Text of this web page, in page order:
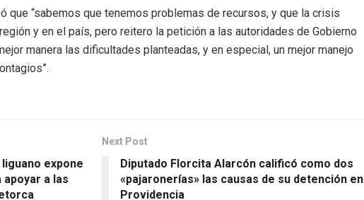
que “sabemos que tenemos problemas de recursos, y que la crisis
y en el país, pero reitero la petición a las autoridades de Gobierno
manera las dificultades planteadas, y en especial, un mejor manejo
expone
a las
Next Post
Diputado Florcita Alarcón calificó como dos
«pajaronerías» las causas de su detención en
Providencia